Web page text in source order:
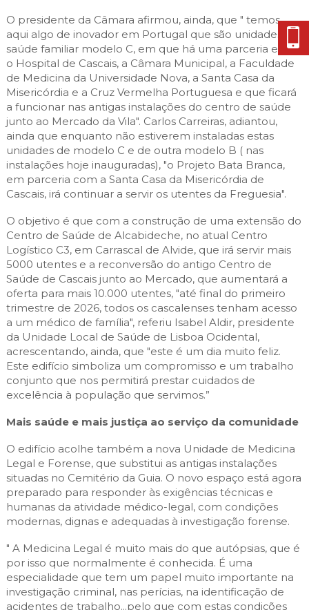
O presidente da Câmara afirmou, ainda, que " temos
aqui algo de inovador em Portugal que são unidades de
saúde familiar modelo C, em que há uma parceria entre
o Hospital de Cascais, a Câmara Municipal, a Faculdade
de Medicina da Universidade Nova, a Santa Casa da
Misericórdia e a Cruz Vermelha Portuguesa e que ficará
a funcionar nas antigas instalações do centro de saúde
junto ao Mercado da Vila". Carlos Carreiras, adiantou,
ainda que enquanto não estiverem instaladas estas
unidades de modelo C e de outra modelo B ( nas
instalações hoje inauguradas), "o Projeto Bata Branca,
em parceria com a Santa Casa da Misericórdia de
Cascais, irá continuar a servir os utentes da Freguesia".
O objetivo é que com a construção de uma extensão do
Centro de Saúde de Alcabideche, no atual Centro
Logístico C3, em Carrascal de Alvide, que irá servir mais
5000 utentes e a reconversão do antigo Centro de
Saúde de Cascais junto ao Mercado, que aumentará a
oferta para mais 10.000 utentes, "até final do primeiro
trimestre de 2026, todos os cascalenses tenham acesso
a um médico de família", referiu Isabel Aldir, presidente
da Unidade Local de Saúde de Lisboa Ocidental,
acrescentando, ainda, que "este é um dia muito feliz.
Este edifício simboliza um compromisso e um trabalho
conjunto que nos permitirá prestar cuidados de
excelência à população que servimos.”
Mais saúde e mais justiça ao serviço da comunidade
O edifício acolhe também a nova Unidade de Medicina
Legal e Forense, que substitui as antigas instalações
situadas no Cemitério da Guia. O novo espaço está agora
preparado para responder às exigências técnicas e
humanas da atividade médico-legal, com condições
modernas, dignas e adequadas à investigação forense.
" A Medicina Legal é muito mais do que autópsias, que é
por isso que normalmente é conhecida. É uma
especialidade que tem um papel muito importante na
investigação criminal, nas perícias, na identificação de
acidentes de trabalho...pelo que com estas condições